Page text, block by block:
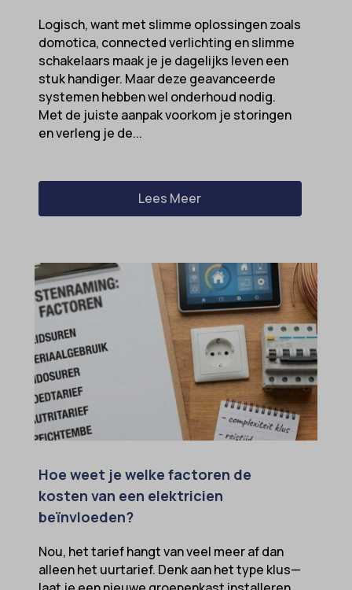
Logisch, want met slimme oplossingen zoals
domotica, connected verlichting en slimme
schakelaars maak je je dagelijks leven een
stuk handiger. Maar deze geavanceerde
systemen hebben wel onderhoud nodig.
Met de juiste aanpak voorkom je storingen
en verleng je de...
Lees Meer
Hoe weet je welke factoren de
kosten van een elektricien
beïnvloeden?
Nou, het tarief hangt van veel meer af dan
alleen het uurtarief. Denk aan het type klus—